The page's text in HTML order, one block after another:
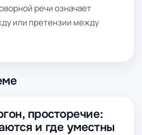
речи означает
или претензии между
просторечие:
и где уместны